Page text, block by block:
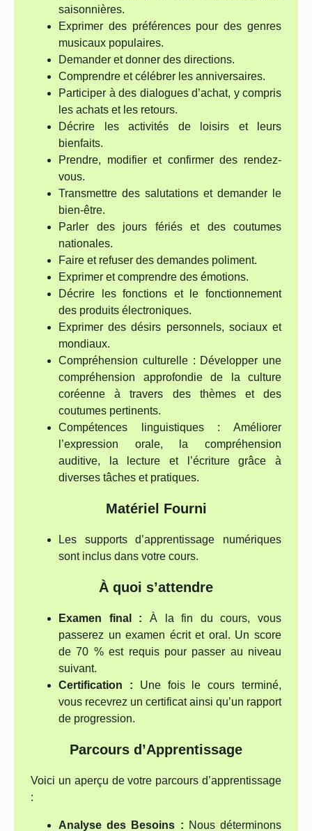
saisonnières.
Exprimer des préférences pour des genres
musicaux populaires.
Demander et donner des directions.
Comprendre et célébrer les anniversaires.
Participer à des dialogues d’achat, y compris
les achats et les retours.
Décrire les activités de loisirs et leurs
bienfaits.
Prendre, modifier et confirmer des rendez-
vous.
Transmettre des salutations et demander le
bien-être.
Parler des jours fériés et des coutumes
nationales.
Faire et refuser des demandes poliment.
Exprimer et comprendre des émotions.
Décrire les fonctions et le fonctionnement
des produits électroniques.
Exprimer des désirs personnels, sociaux et
mondiaux.
Compréhension culturelle : Développer une
compréhension approfondie de la culture
coréenne à travers des thèmes et des
coutumes pertinents.
Compétences linguistiques : Améliorer
l’expression orale, la compréhension
auditive, la lecture et l’écriture grâce à
diverses tâches et pratiques.
Matériel Fourni
Les supports d’apprentissage numériques
sont inclus dans votre cours.
À quoi s’attendre
Examen final : À la fin du cours, vous
passerez un examen écrit et oral. Un score
de 70 % est requis pour passer au niveau
suivant.
Certification : Une fois le cours terminé,
vous recevrez un certificat ainsi qu’un rapport
de progression.
Parcours d’Apprentissage
Voici un aperçu de votre parcours d’apprentissage
:
Analyse des Besoins : Nous déterminons